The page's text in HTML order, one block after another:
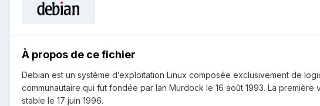
À propos de ce fichier
Debian est un système d’exploitation Linux composée exclusivement de
communautaire qui fut fondée par Ian Murdock le 16 août 1993. La
stable le 17 juin 1996.